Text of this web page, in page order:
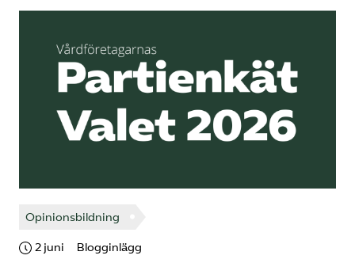
Opinionsbildning
2 juni Blogginlägg